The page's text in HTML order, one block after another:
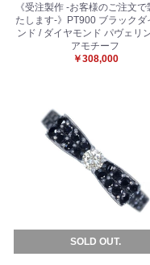
《受注製作 -お客様のご注文で
たします-》PT900 ブラックダ
ンド / ダイヤモンド パヴェリ
アモチーフ
￥308,000
SOLD OUT.